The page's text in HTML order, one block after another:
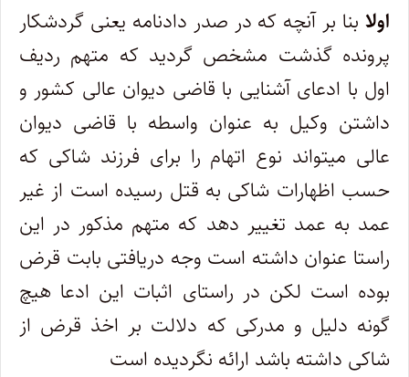
اولا بنا بر آنچه که در صدر دادنامه یعنی گردشکار
پرونده گذشت مشخص گردید که متهم ردیف
اول با ادعای آشنایی با قاضی دیوان عالی کشور و
داشتن وکیل به عنوان واسطه با قاضی دیوان
عالی میتواند نوع اتهام را برای فرزند شاکی که
حسب اظهارات شاکی به قتل رسیده است از غیر
عمد به عمد تغییر دهد که متهم مذکور در این
راستا عنوان داشته است وجه دریافتی بابت قرض
بوده است لکن در راستای اثبات این ادعا هیچ
گونه دلیل و مدرکی که دلالت بر اخذ قرض از
شاکی داشته باشد ارائه نگردیده است